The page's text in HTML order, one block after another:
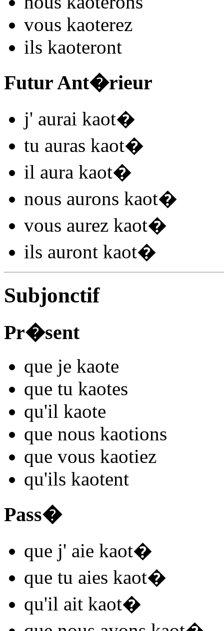
vous kaoterez
ils kaoteront
Futur Ant�rieur
j' aurai kaot�
tu auras kaot�
il aura kaot�
nous aurons kaot�
vous aurez kaot�
ils auront kaot�
Subjonctif
Pr�sent
que je kaote
que tu kaotes
qu'il kaote
que nous kaotions
que vous kaotiez
qu'ils kaotent
Pass�
que j' aie kaot�
que tu aies kaot�
qu'il ait kaot�